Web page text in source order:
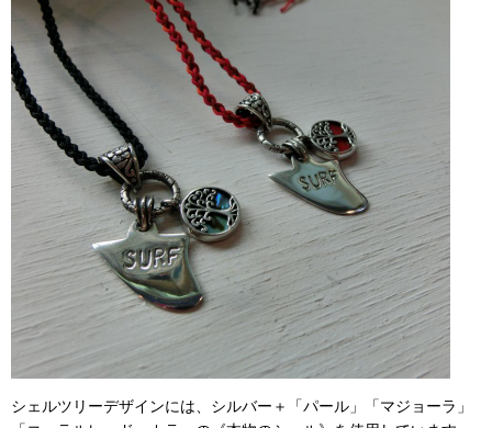
シェルツリーデザインには、シルバー＋「パール」「マジョーラ」